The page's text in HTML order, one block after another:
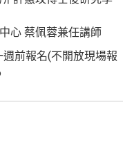
心 蔡佩蓉兼任講師
前報名(不開放現場報